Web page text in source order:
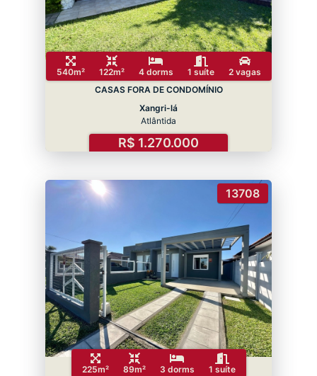
540m² 122m² 4 dorms 1 suíte
2 vagas
CASAS FORA DE CONDOMÍNIO
Xangri-lá
Atlântida
R$ 1.270.000
13708
225m² 89m² 3 dorms
1 suíte